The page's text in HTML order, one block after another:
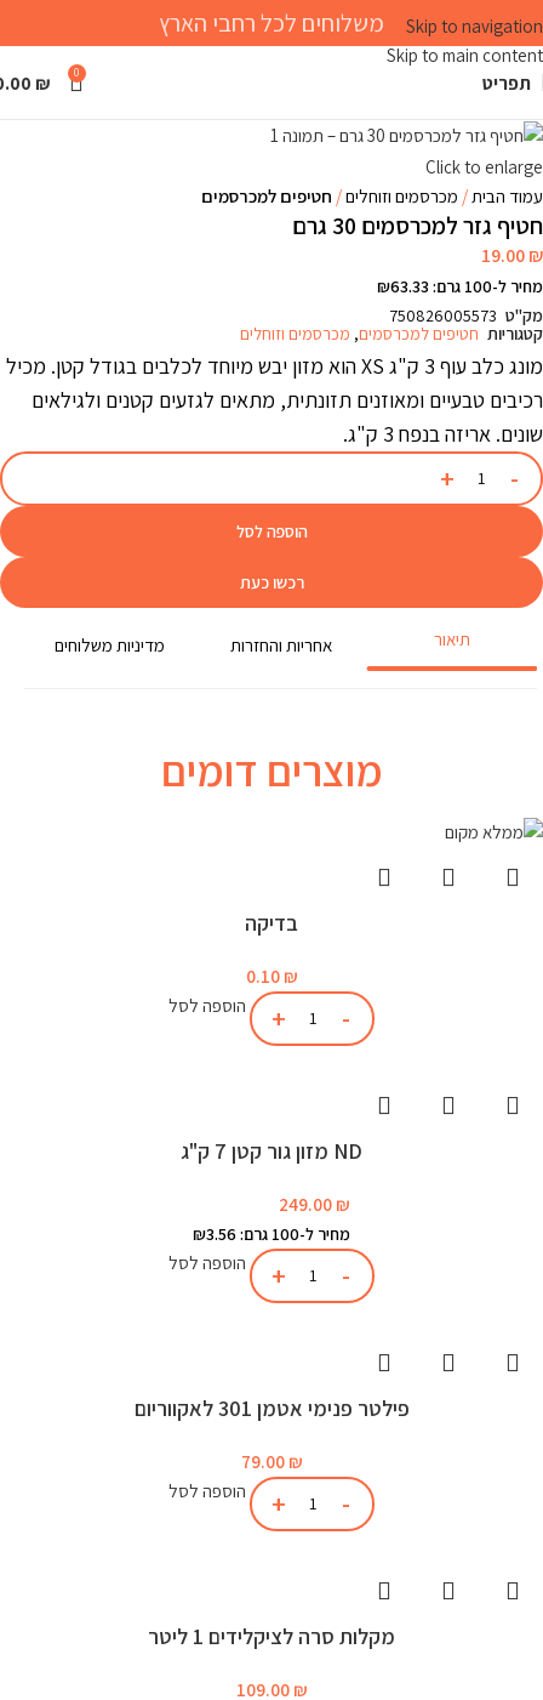
Skip to navigation
Skip to main content
משלוחים לכל רחבי הארץ
תפריט 0
₪
Click to enlarge
עמוד הבית
מכרסמים וזוחלים חטיפים למכרסמים
חטיף גזר למכרסמים 30 גרם
19.00₪
מחיר ל-100 גרם: ₪63.33
מק"ט 750826005573
קטגוריות חטיפים למכרסמים, מכרסמים וזוחלים
מונג כלב עוף 3 ק"ג XS הוא מזון יבש מיוחד לכלבים בגודל קטן. מכיל
רכיבים טבעיים ומאוזנים תזונתית, מתאים לגזעים קטנים ולגילאים
שונים. אריזה בנפח 3 ק"ג.
הוספה לסל
רכשו כעת
תיאור אחריות והחזרות מדיניות משלוחים
מוצרים דומים
בדיקה
0.10 ₪
הוספה לסל
ND מזון גור קטן 7 ק"ג
249.00 ₪
מחיר ל-100 גרם: ₪3.56
הוספה לסל
פילטר פנימי אטמן 301 לאקווריום
79.00 ₪
הוספה לסל
מקלות סרה לציקלידים 1 ליטר
109.00 ₪